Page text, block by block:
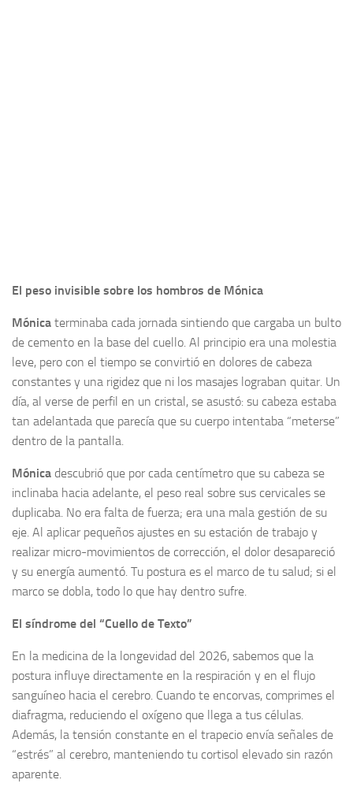
El peso invisible sobre los hombros de Mónica
Mónica terminaba cada jornada sintiendo que cargaba un bulto
de cemento en la base del cuello. Al principio era una molestia
leve, pero con el tiempo se convirtió en dolores de cabeza
constantes y una rigidez que ni los masajes lograban quitar. Un
día, al verse de perfil en un cristal, se asustó: su cabeza estaba
tan adelantada que parecía que su cuerpo intentaba “meterse”
dentro de la pantalla.
Mónica descubrió que por cada centímetro que su cabeza se
inclinaba hacia adelante, el peso real sobre sus cervicales se
duplicaba. No era falta de fuerza; era una mala gestión de su
eje. Al aplicar pequeños ajustes en su estación de trabajo y
realizar micro-movimientos de corrección, el dolor desapareció
y su energía aumentó. Tu postura es el marco de tu salud; si el
marco se dobla, todo lo que hay dentro sufre.
El síndrome del “Cuello de Texto”
En la medicina de la longevidad del 2026, sabemos que la
postura influye directamente en la respiración y en el flujo
sanguíneo hacia el cerebro. Cuando te encorvas, comprimes el
diafragma, reduciendo el oxígeno que llega a tus células.
Además, la tensión constante en el trapecio envía señales de
“estrés” al cerebro, manteniendo tu cortisol elevado sin razón
aparente.